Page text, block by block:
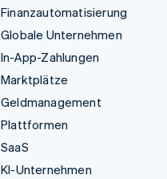
Finanzautomatisierung
Globale Unternehmen
In-App-Zahlungen
Marktplätze
Geldmanagement
Plattformen
SaaS
KI-Unternehmen